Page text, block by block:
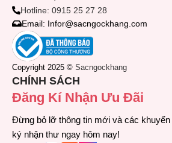
Hotline: 0915 25 27 28
Email: Infor@sacngockhang.com
Copyright 2025 © Sacngockhang
CHÍNH SÁCH
Đăng Kí Nhận Ưu Đãi
Đừng bỏ lỡ thông tin mới và các khuyến
ký nhận thư ngay hôm nay!